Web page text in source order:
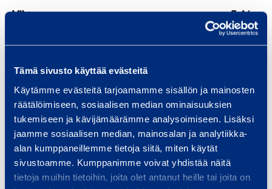
Tämä sivusto käyttää evästeitä
Käytämme evästeitä tarjoamamme sisällön ja mainosten
räätälöimiseen, sosiaalisen median ominaisuuksien
tukemiseen ja kävijämäärämme analysoimiseen. Lisäksi
jaamme sosiaalisen median, mainosalan ja analytiikka-
alan kumppaneillemme tietoja siitä, miten käytät
sivustoamme. Kumppanimme voivat yhdistää näitä
tietoja muihin tietoihin, joita olet antanut heille tai joita on
Vikt 5,4 kg
Längd 800 mm
Höjd 95 mm
Säkerhet